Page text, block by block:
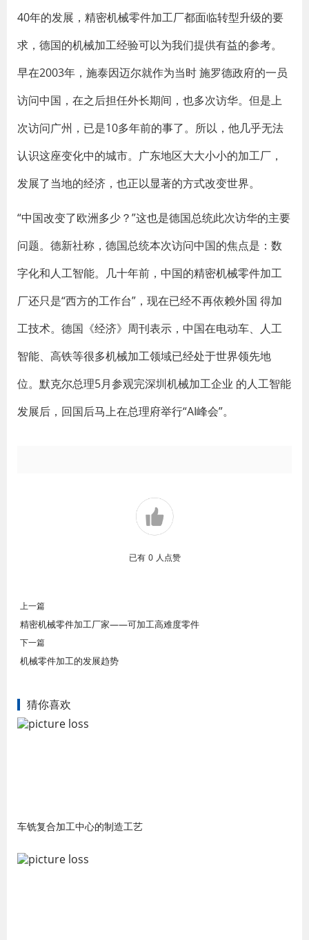
40年的发展，精密机械零件加工厂都面临转型升级的要
求，德国的机械加工经验可以为我们提供有益的参考。
早在2003年，施泰因迈尔就作为当时 施罗德政府的一员
访问中国，在之后担任外长期间，也多次访华。但是上
次访问广州，已是10多年前的事了。所以，他几乎无法
认识这座变化中的城市。广东地区大大小小的加工厂，
发展了当地的经济，也正以显著的方式改变世界。
“中国改变了欧洲多少？”这也是德国总统此次访华的主要
问题。德新社称，德国总统本次访问中国的焦点是：数
字化和人工智能。几十年前，中国的精密机械零件加工
厂还只是“西方的工作台”，现在已经不再依赖外国 得加
工技术。德国《经济》周刊表示，中国在电动车、人工
智能、高铁等很多机械加工领域已经处于世界领先地
位。默克尔总理5月参观完深圳机械加工企业 的人工智能
发展后，回国后马上在总理府举行“AI峰会”。
已有 0 人点赞
上一篇
精密机械零件加工厂家——可加工高难度零件
下一篇
机械零件加工的发展趋势
猜你喜欢
车铣复合加工中心的制造工艺